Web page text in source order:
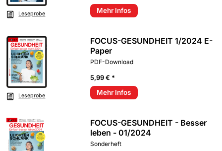
Leseprobe Mehr Infos
Leseprobe
FOCUS-GESUNDHEIT 1/2024 E-
Paper
PDF-Download
5,99 € *
Mehr Infos
FOCUS-GESUNDHEIT - Besser
leben - 01/2024
Sonderheft